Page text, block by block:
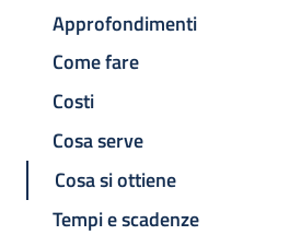
Approfondimenti
Come fare
Costi
Cosa serve
Cosa si ottiene
Tempi e scadenze